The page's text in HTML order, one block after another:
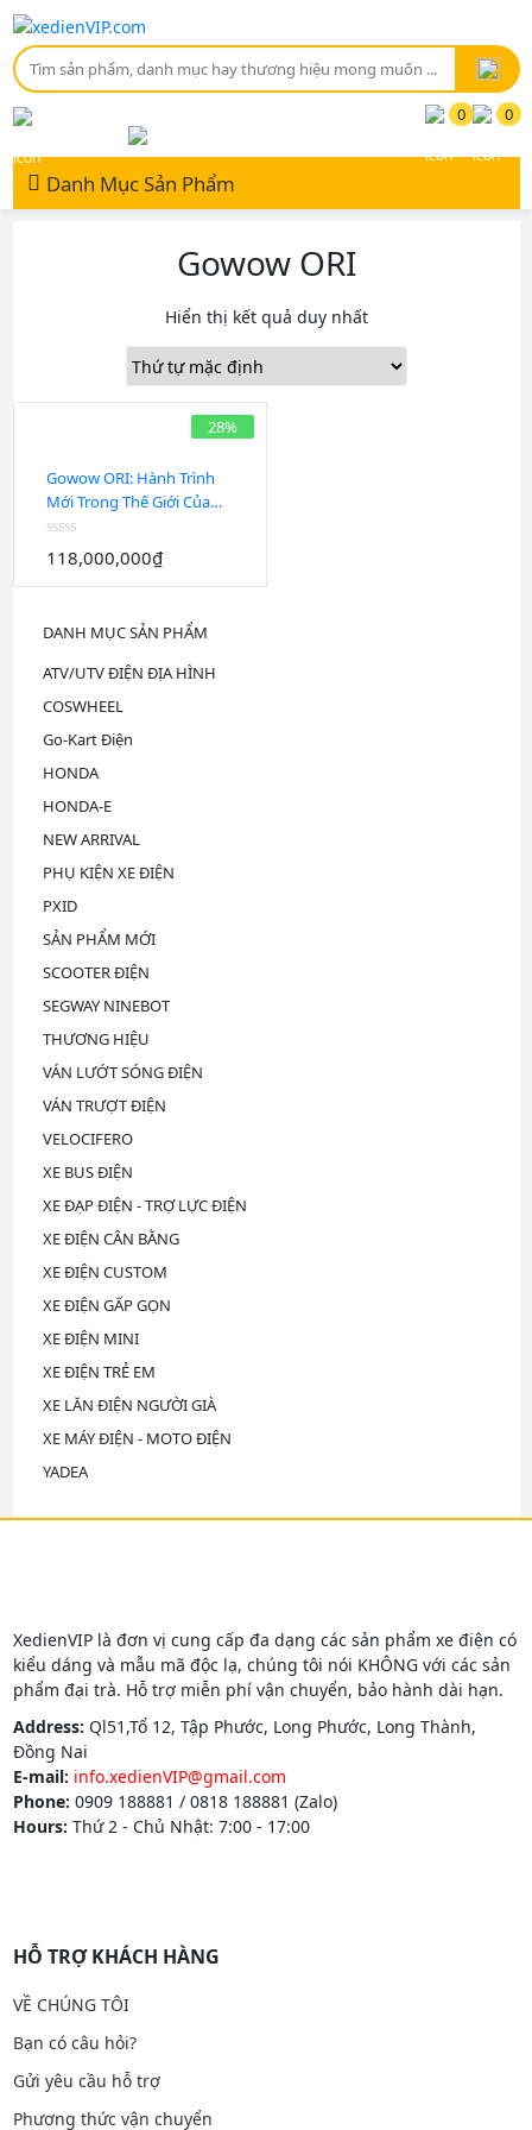
0
0
Danh Mục Sản Phẩm
DANH MỤC SẢN PHẨM
ATV/UTV ĐIỆN ĐỊA HÌNH
COSWHEEL
Go-Kart Điện
HONDA
HONDA-E
NEW ARRIVAL
PHỤ KIỆN XE ĐIỆN
PXID
SẢN PHẨM MỚI
SCOOTER ĐIỆN
SEGWAY NINEBOT
THƯƠNG HIỆU
VÁN LƯỚT SÓNG ĐIỆN
VÁN TRƯỢT ĐIỆN
VELOCIFERO
XE BUS ĐIỆN
XE ĐẠP ĐIỆN - TRỢ LỰC ĐIỆN
XE ĐIỆN CÂN BẰNG
XE ĐIỆN CUSTOM
XE ĐIỆN GẤP GỌN
XE ĐIỆN MINI
XE ĐIỆN TRẺ EM
XE LĂN ĐIỆN NGƯỜI GIÀ
XE MÁY ĐIỆN - MOTO ĐIỆN
YADEA
Gowow ORI
Hiển thị kết quả duy nhất
Gowow ORI: Hành Trình
Mới Trong Thế Giới Của
Cào Cào Điện
Được
xếp
hạng
sao
118,000,000₫
28%
XedienVIP là đơn vị cung cấp đa dạng các sản phẩm xe điện có
kiểu dáng và mẫu mã độc lạ, chúng tôi nói KHÔNG với các sản
phẩm đại trà. Hỗ trợ miễn phí vận chuyển, bảo hành dài hạn.
Address: Ql51,Tổ 12, Tập Phước, Long Phước, Long Thành,
Đồng Nai
E-mail: info.xedienVIP@gmail.com
Phone: 0909 188881 / 0818 188881 (Zalo)
Hours: Thứ 2 - Chủ Nhật: 7:00 - 17:00
HỖ TRỢ KHÁCH HÀNG
VỀ CHÚNG TÔI
Bạn có câu hỏi?
Gửi yêu cầu hỗ trợ
Phương thức vận chuyển